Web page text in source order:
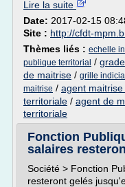
Lire la suite
Date: 2017-02-15
Site : http://cfdt-
Thèmes liés : echelle
publique territorial /
de maitrise / grille
maitrise / agent
territoriale / agent de
territoriale
Fonction
salaires
Société > Fonction
resteront gelés